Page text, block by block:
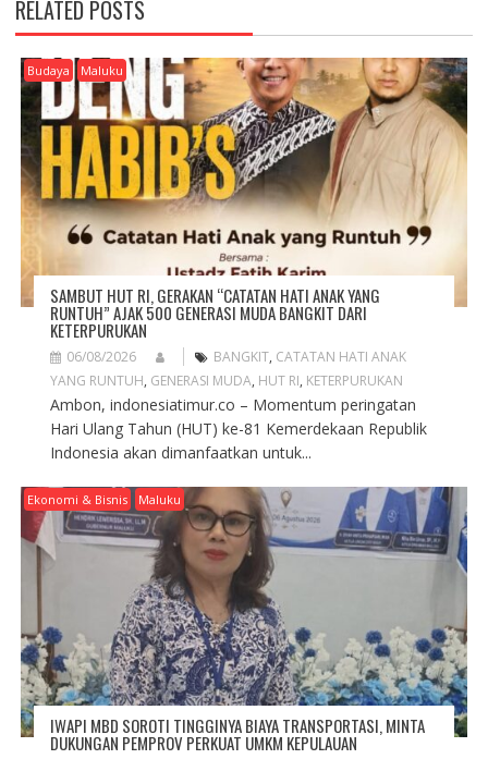
V
I
G
A
T
O
N
RELATED POSTS
Budaya Maluku
SAMBUT HUT RI, GERAKAN “CATATAN HATI ANAK YANG
RUNTUH” AJAK 500 GENERASI MUDA BANGKIT DARI
KETERPURUKAN
06/08/2026 BANGKIT, CATATAN HATI ANAK
YANG RUNTUH, GENERASI MUDA, HUT RI, KETERPURUKAN
Ambon, indonesiatimur.co – Momentum peringatan
Hari Ulang Tahun (HUT) ke-81 Kemerdekaan Republik
Indonesia akan dimanfaatkan untuk...
Ekonomi & Bisnis Maluku
IWAPI MBD SOROTI TINGGINYA BIAYA TRANSPORTASI, MINTA
DUKUNGAN PEMPROV PERKUAT UMKM KEPULAUAN